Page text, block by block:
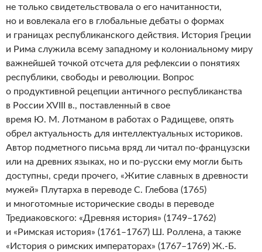
не только свидетельствовала о его начитанности,
но и вовлекала его в глобальные дебаты о формах
и границах республиканского действия. История Греции
и Рима служила всему западному и колониальному миру
важнейшей точкой отсчета для рефлексии о понятиях
республики, свободы и революции. Вопрос
о продуктивной рецепции античного республиканства
в России XVIII в., поставленный в свое
время Ю. М. Лотманом в работах о Радищеве, опять
обрел актуальность для интеллектуальных историков.
Автор подметного письма вряд ли читал по-французски
или на древних языках, но и по-русски ему могли быть
доступны, среди прочего, «Житие славных в древности
мужей» Плутарха в переводе С. Глебова (1765)
и многотомные исторические своды в переводе
Тредиаковского: «Древняя история» (1749–1762)
и «Римская история» (1761–1767) Ш. Роллена, а также
«История о римских императорах» (1767–1769) Ж.-Б.